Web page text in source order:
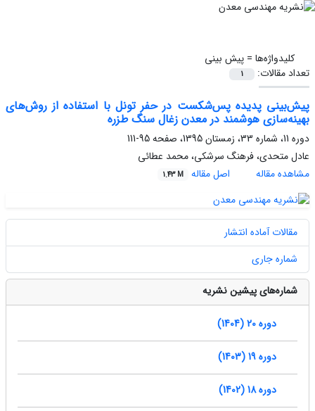
کلیدواژه‌ها =پیش بینی
تعداد مقالات:
1
پیش‌بینی پدیده پس‌شکست در حفر تونل با استفاده از روش‌های
بهینه‌سازی هوشمند در معدن زغال سنگ طزره
دوره 11، شماره 33، زمستان 1395، صفحه
95-111
عادل متحدی، فرهنگ سرشکی، محمد عطائی
مشاهده مقاله
اصل مقاله 1.43 M
مقالات آماده انتشار
شماره جاری
شماره‌های پیشین نشریه
دوره 20 (1404)
دوره 19 (1403)
دوره 18 (1402)